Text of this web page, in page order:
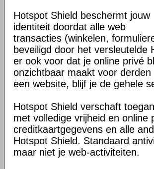
Hotspot Shield beschermt jouw
identiteit doordat alle web
transacties (winkelen,
beveiligd door het versleutelde
er ook voor dat je online privé
onzichtbaar maakt voor
een website, blijf je de gehele
Hotspot Shield verschaft
met volledige vrijheid en online
creditkaartgegevens en alle
Hotspot Shield. Standaard
maar niet je web-activiteiten.